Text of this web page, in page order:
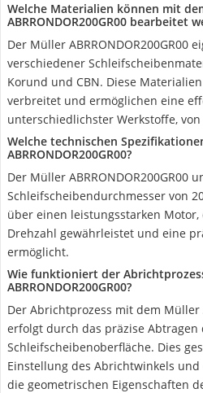
Welche Materialien können mit
ABRRONDOR200GR00 bearbeitet
Der Müller ABRRONDOR200GR00
verschiedener
Korund und CBN. Diese
verbreitet und ermöglichen eine
unterschiedlichster Werkstoffe,
Welche technischen
ABRRONDOR200GR00?
Der Müller ABRRONDOR200GR00
Schleifscheibendurchmesser von
über einen leistungsstarken
Drehzahl gewährleistet und eine
ermöglicht.
Wie funktioniert der
ABRRONDOR200GR00?
Der Abrichtprozess mit dem Müller
erfolgt durch das präzise Abtragen
Schleifscheibenoberfläche. Dies
Einstellung des Abrichtwinkels
die geometrischen Eigenschaften